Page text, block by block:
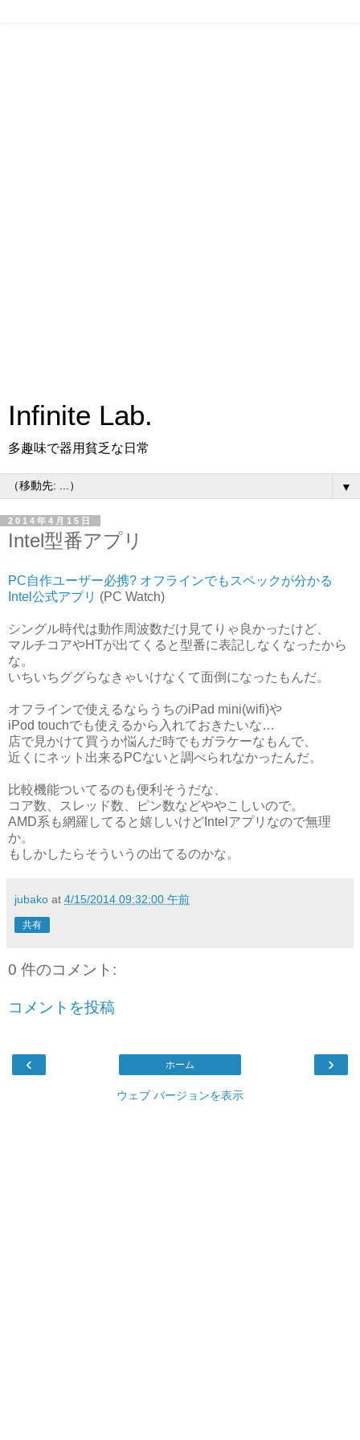
Infinite Lab.
多趣味で器用貧乏な日常
▼
2014年4月15日
Intel型番アプリ
PC自作ユーザー必携? オフラインでもスペックが分かる
Intel公式アプリ (PC Watch)
シングル時代は動作周波数だけ見てりゃ良かったけど、
マルチコアやHTが出てくると型番に表記しなくなったから
な。
いちいちググらなきゃいけなくて面倒になったもんだ。
オフラインで使えるならうちのiPad mini(wifi)や
iPod touchでも使えるから入れておきたいな…
店で見かけて買うか悩んだ時でもガラケーなもんで、
近くにネット出来るPCないと調べられなかったんだ。
比較機能ついてるのも便利そうだな、
コア数、スレッド数、ピン数などややこしいので。
AMD系も網羅してると嬉しいけどIntelアプリなので無理
か。
もしかしたらそういうの出てるのかな。
jubako at 4/15/2014 09:32:00 午前
共有
0 件のコメント:
コメントを投稿
‹ ›
ホーム
ウェブ バージョンを表示